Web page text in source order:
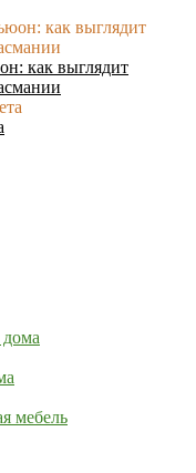
как выглядит
мебель